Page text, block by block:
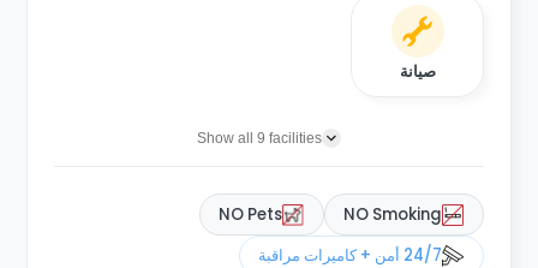
صيانة
Show all 9 facilities
NO Smoking
NO Pets
24/7 أمن + كاميرات مراقبة